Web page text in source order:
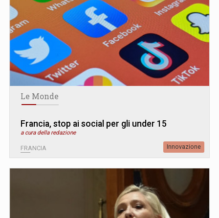
Le Monde
Francia, stop ai social per gli under 15
a cura della redazione
FRANCIA Innovazione